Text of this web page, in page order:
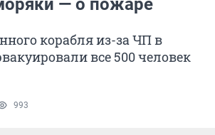
— о пожаре
корабля из-за ЧП в
все 500 человек
993